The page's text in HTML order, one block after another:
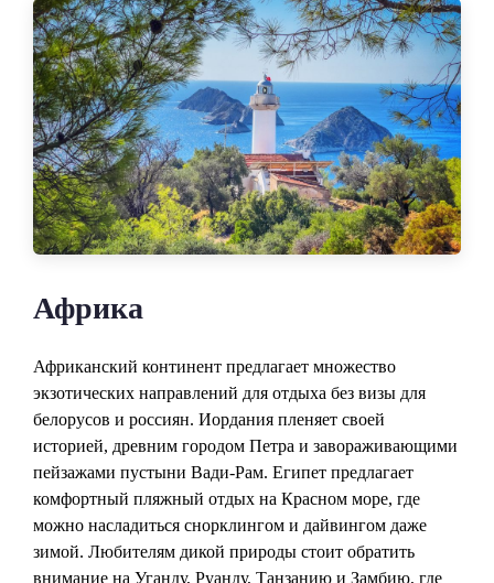
Африка
Африканский континент предлагает множество
экзотических направлений для отдыха без визы для
белорусов и россиян. Иордания пленяет своей
историей, древним городом Петра и завораживающими
пейзажами пустыни Вади-Рам. Египет предлагает
комфортный пляжный отдых на Красном море, где
можно насладиться снорклингом и дайвингом даже
зимой. Любителям дикой природы стоит обратить
внимание на Уганду, Руанду, Танзанию и Замбию, где